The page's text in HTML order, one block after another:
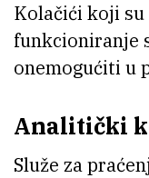
Kolačići koji
funkcioniranje
onemogućiti u
Analitički
Služe za